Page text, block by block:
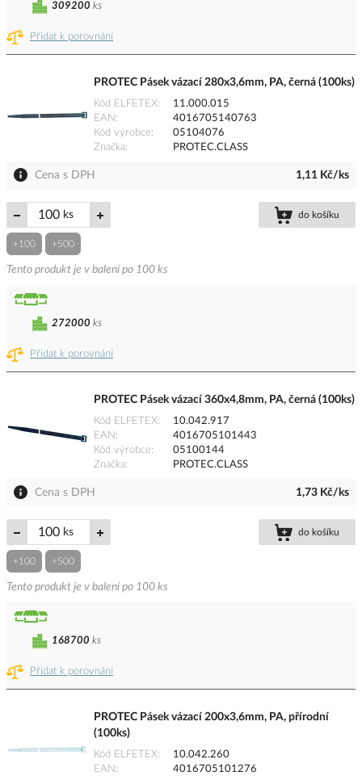
Přidat k porovnání
309200 ks
PROTEC Pásek vázací 280x3,6mm, PA, černá (100ks)
Kód ELFETEX
11.000.015
EAN
4016705140763
Kód výrobce
05104076
Značka
PROTEC.CLASS
Cena s DPH 1,11 Kč/ks
ks do košíku
+100 +500
Tento produkt je v balení po 100 ks
Přidat k porovnání
272000 ks
PROTEC Pásek vázací 360x4,8mm, PA, černá (100ks)
Kód ELFETEX
10.042.917
EAN
4016705101443
Kód výrobce
05100144
Značka
PROTEC.CLASS
Cena s DPH 1,73 Kč/ks
ks do košíku
+100 +500
Tento produkt je v balení po 100 ks
Přidat k porovnání
168700 ks
PROTEC Pásek vázací 200x3,6mm, PA, přírodní
(100ks)
Kód ELFETEX
10.042.260
EAN
4016705101276